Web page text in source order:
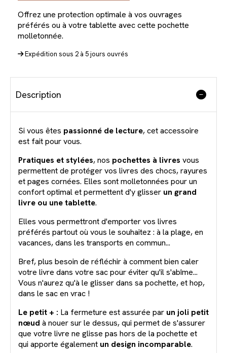
Offrez une protection optimale à vos ouvrages
préférés ou à votre tablette avec cette pochette
molletonnée.
Expédition sous 2 à 5 jours ouvrés
Description
Si vous êtes passionné de lecture, cet accessoire
est fait pour vous.
Pratiques et stylées, nos pochettes à livres vous
permettent de protéger vos livres des chocs, rayures
et pages cornées. Elles sont molletonnées pour un
confort optimal et permettent d'y glisser un grand
livre ou une tablette.
Elles vous permettront d'emporter vos livres
préférés partout où vous le souhaitez : à la plage, en
vacances, dans les transports en commun...
Bref, plus besoin de réfléchir à comment bien caler
votre livre dans votre sac pour éviter qu'il s'abîme...
Vous n'aurez qu'à le glisser dans sa pochette, et hop,
dans le sac en vrac !
Le petit + : La fermeture est assurée par un joli petit
nœud à nouer sur le dessus, qui permet de s'assurer
que votre livre ne glisse pas hors de la pochette et
qui apporte également un design incomparable.